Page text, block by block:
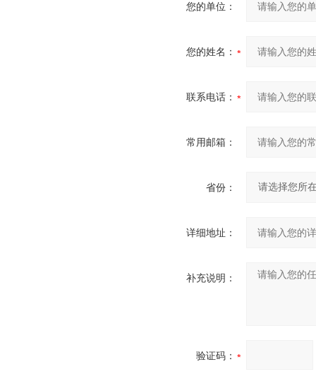
您的单位：
您的姓名：
联系电话：
常用邮箱：
省份：
详细地址：
补充说明：
验证码：